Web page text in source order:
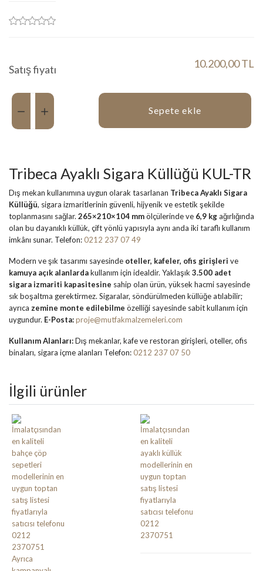
Satış fiyatı 10.200,00 TL
Miktar:
Sepete ekle
Tribeca Ayaklı Sigara Küllüğü KUL-TR
Dış mekan kullanımına uygun olarak tasarlanan Tribeca Ayaklı Sigara
Küllüğü, sigara izmaritlerinin güvenli, hijyenik ve estetik şekilde
toplanmasını sağlar. 265×210×104 mmölçülerinde ve 6,9 kgağırlığında
olan bu dayanıklı küllük, çift yönlü yapısıyla aynı anda iki taraflı kullanım
imkânı sunar. Telefon:0212 237 07 49
Modern ve şık tasarımı sayesinde oteller, kafeler, ofis girişleri ve
kamuya açık alanlardakullanım için idealdir. Yaklaşık 3.500 adet
sigara izmariti kapasitesine sahip olan ürün, yüksek hacmi sayesinde
sık boşaltma gerektirmez. Sigaralar, söndürülmeden küllüğe atılabilir;
ayrıca zemine monte edilebilme özelliği sayesinde sabit kullanım için
uygundur. E-Posta:proje@mutfakmalzemeleri.com
Kullanım Alanları:Dış mekanlar, kafe ve restoran girişleri, oteller, ofis
binaları, sigara içme alanları Telefon:0212 237 07 50
İlgili ürünler